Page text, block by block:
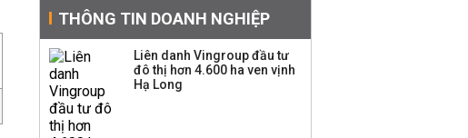
Sau nhịp điều chỉnh
mạnh, CTCK nhìn thấy
cơ hội ở nhóm cổ phiếu
nào?
THÔNG TIN DOANH NGHIỆP
Liên danh Vingroup đầu tư
đô thị hơn 4.600 ha ven vịnh
Hạ Long